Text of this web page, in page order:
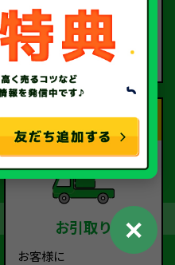
査定のプロが
お電話で回答いたしま
す。
Step.4
お引取り
お客様に
✕